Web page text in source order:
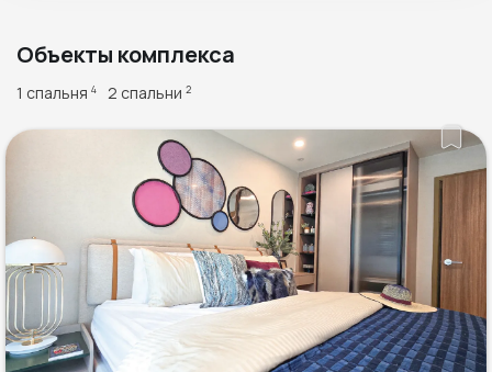
Объекты комплекса
1 спальня 4 2 спальни 2